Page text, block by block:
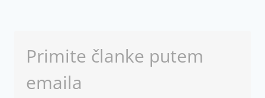
Primite članke putem
emaila